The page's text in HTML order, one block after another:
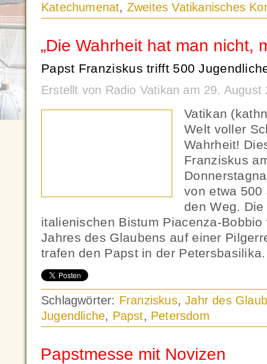
Katechumenat, Zweites Vatikanisches
„Die Wahrheit hat man nicht,
Papst Franziskus trifft 500
Erstellt von Radio Vatikan am 29.
Vatikan
Welt voller
Wahrheit!
Franziskus
von etwa
den Weg.
italienischen Bistum Piacenza-
Jahres des Glaubens auf einer
trafen den Papst in der
Schlagwörter: Franziskus,Jahr des
Jugendliche, Papst, Petersdom
Papstmesse mit Novizen